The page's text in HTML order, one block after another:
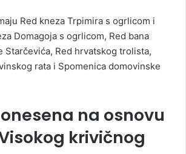
Red kneza Trpimira s ogrlicom i
Domagoja s ogrlicom, Red bana
Starčevića, Red hrvatskog trolista,
rata i Spomenica domovinske
na osnovu
krivičnog